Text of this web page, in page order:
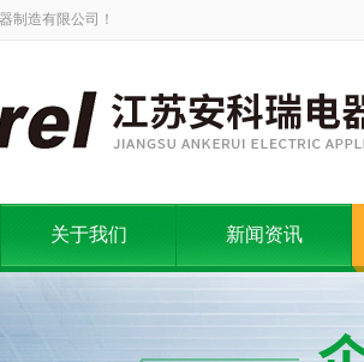
制造有限公司！
关于我们 新闻资讯